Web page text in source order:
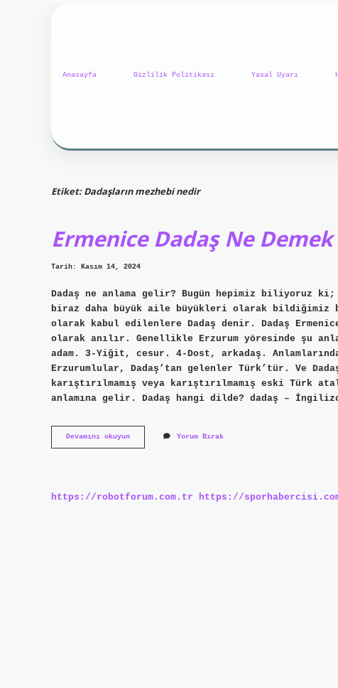
Anasayfa Gizlilik Politikası Yasal Uyarı
Etiket:Dadaşların mezhebi nedir
Ermenice Dadaş Ne Demek
Tarih: Kasım 14, 2024
Dadaş ne anlama gelir? Bugün hepimiz biliyoruz
biraz daha büyük aile büyükleri olarak bildiğimiz
olarak kabul edilenlere Dadaş denir. Dadaş
olarak anılır. Genellikle Erzurum yöresinde şu
adam. 3-Yiğit, cesur. 4-Dost, arkadaş.
Erzurumlular, Dadaş’tan gelenler Türk’tür. Ve
karıştırılmamış veya karıştırılmamış eski Türk
anlamına gelir. Dadaş hangi dilde? dadaş –
Devamını okuyunErmenice
Dadaş
Yorum Bırak
https://robotforum.com.tr https://